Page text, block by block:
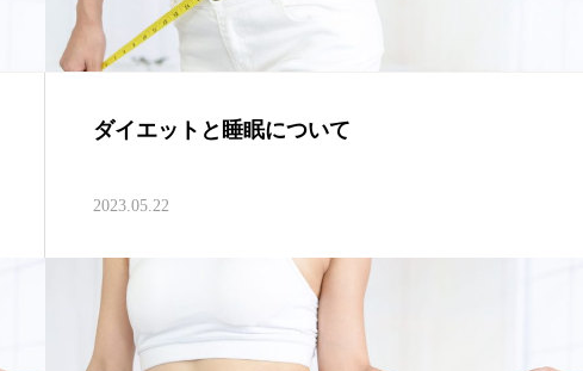
ダイエットと睡眠について
2023.05.22